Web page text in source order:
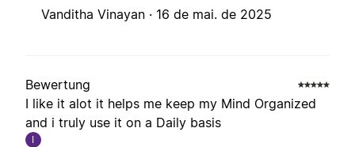
Vanditha Vinayan · 16 de mai. de 2025
Bewertung
I like it alot it helps me keep my Mind Organized
and i truly use it on a Daily basis
I